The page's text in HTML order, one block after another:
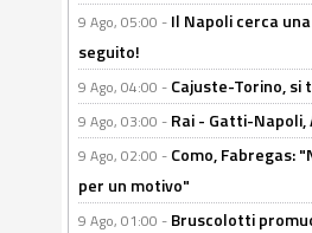
9 Ago, 05:00 - Il Napoli cerca
seguito!
9 Ago, 04:00 - Cajuste-Torino,
9 Ago, 03:00 - Rai - Gatti-
9 Ago, 02:00 - Como, Fabregas:
per un motivo"
9 Ago, 01:00 - Bruscolotti